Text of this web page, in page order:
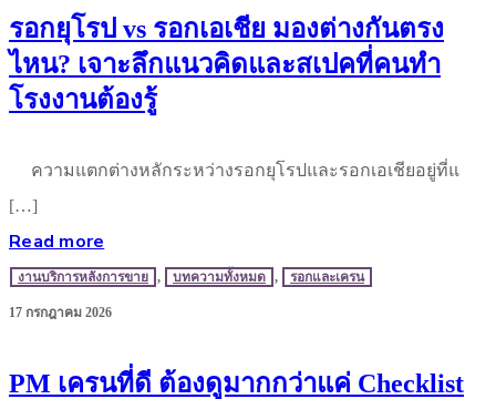
รอกยุโรป vs รอกเอเชีย มองต่างกันตรง
ไหน? เจาะลึกแนวคิดและสเปคที่คนทำ
โรงงานต้องรู้
ความแตกต่างหลักระหว่างรอกยุโรปและรอกเอเชียอยู่ที่แ
[…]
Read more
งานบริการหลังการขาย , บทความทั้งหมด , รอกและเครน
17 กรกฎาคม 2026
PM เครนที่ดี ต้องดูมากกว่าแค่ Checklist